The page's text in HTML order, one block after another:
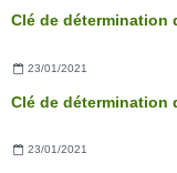
Clé de détermination
23/01/2021
Clé de détermination
23/01/2021